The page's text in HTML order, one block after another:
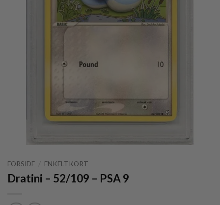
FORSIDE / ENKELTKORT
Dratini – 52/109 – PSA 9